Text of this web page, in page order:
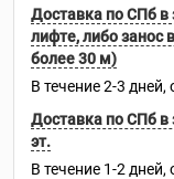
Доставка по СПб
лифте, либо занос
более 30 м)
В течение 2-3 дней
Доставка по СПб
эт.
В течение 1-2 дней